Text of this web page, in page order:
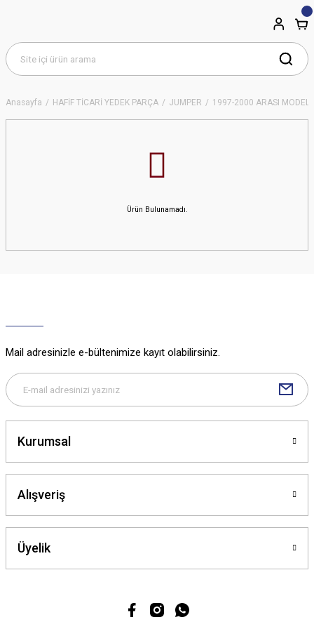
Anasayfa HAFİF TİCARİ YEDEK PARÇA JUMPER 1997-2000 ARASI MODEL
Ürün Bulunamadı.
Mail adresinizle e-bültenimize kayıt olabilirsiniz.
Kurumsal
Alışveriş
Üyelik